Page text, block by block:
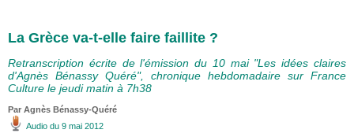
La Grèce va-t-elle faire faillite ?
Retranscription écrite de l'émission du 10 mai "Les idées claires
d'Agnès Bénassy Quéré", chronique hebdomadaire sur France
Culture le jeudi matin à 7h38
Par Agnès Bénassy-Quéré
Audio du 9 mai 2012